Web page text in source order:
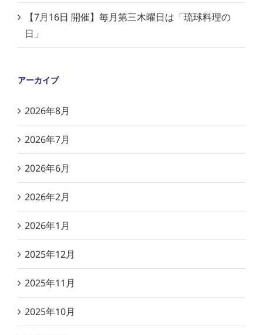
【7月16日 開催】毎月第三木曜日は「琉球料理の
日」
アーカイブ
2026年8月
2026年7月
2026年6月
2026年2月
2026年1月
2025年12月
2025年11月
2025年10月